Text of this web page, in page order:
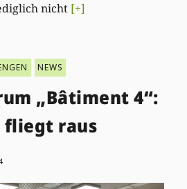
nicht [+]
NEWS
„Bâtiment 4“:
fliegt raus